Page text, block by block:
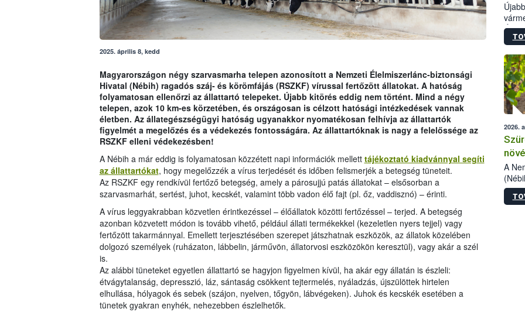
2025. április 8, kedd
Magyarországon négy szarvasmarha telepen azonosított a Nemzeti Élelmiszerlánc-biztonsági
Hivatal (Nébih) ragadós száj- és körömfájás (RSZKF) vírussal fertőzött állatokat. A hatóság
folyamatosan ellenőrzi az állattartó telepeket. Újabb kitörés eddig nem történt. Mind a négy
telepen, azok 10 km-es körzetében, és országosan is célzott hatósági intézkedések vannak
életben. Az állategészségügyi hatóság ugyanakkor nyomatékosan felhívja az állattartók
figyelmét a megelőzés és a védekezés fontosságára. Az állattartóknak is nagy a felelőssége az
RSZKF elleni védekezésben!
A Nébih a már eddig is folyamatosan közzétett napi információk mellett tájékoztató kiadvánnyal segíti
az állattartókat, hogy megelőzzék a vírus terjedését és időben felismerjék a betegség tüneteit.
Az RSZKF egy rendkívül fertőző betegség, amely a párosujjú patás állatokat – elsősorban a
szarvasmarhát, sertést, juhot, kecskét, valamint több vadon élő fajt (pl. őz, vaddisznó) – érinti.
A vírus leggyakrabban közvetlen érintkezéssel – élőállatok közötti fertőzéssel – terjed. A betegség
azonban közvetett módon is tovább vihető, például állati termékekkel (kezeletlen nyers tejjel) vagy
fertőzött takarmánnyal. Emellett terjesztésében szerepet játszhatnak eszközök, az állatok közelében
dolgozó személyek (ruházaton, lábbelin, járművön, állatorvosi eszközökön keresztül), vagy akár a szél
is.
Az alábbi tüneteket egyetlen állattartó se hagyjon figyelmen kívül, ha akár egy állatán is észleli:
étvágytalanság, depresszió, láz, sántaság csökkent tejtermelés, nyáladzás, újszülöttek hirtelen
elhullása, hólyagok és sebek (szájon, nyelven, tőgyön, lábvégeken). Juhok és kecskék esetében a
tünetek gyakran enyhék, nehezebben észlelhetők.
2026.
A